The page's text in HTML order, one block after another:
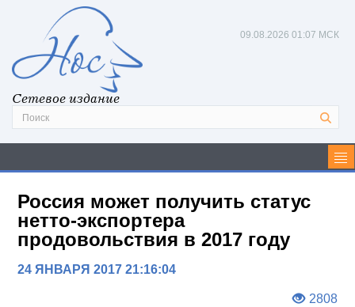
Сетевое издание
09.08.2026 01:07 МСК
Россия может получить статус
нетто-экспортера
продовольствия в 2017 году
24 ЯНВАРЯ 2017 21:16:04
2808